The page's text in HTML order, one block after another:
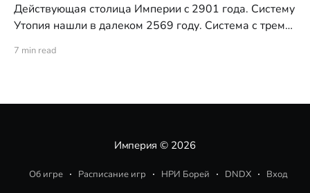
Действующая столица Империи c 2901 года. Систему
Утопия нашли в далеком 2569 году. Система с тремя
никогда не встречалась исследователям. За это
планеты
7 min read
Империя © 2026
Об игре Расписание игр НРИ Борей DNDX Вход